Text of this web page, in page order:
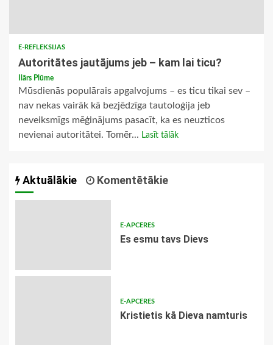
E-REFLEKSIJAS
Autoritātes jautājums jeb – kam lai ticu?
Ilārs Plūme
Mūsdienās populārais apgalvojums – es ticu tikai sev –
nav nekas vairāk kā bezjēdzīga tautoloģija jeb
neveiksmīgs mēģinājums pasacīt, ka es neuzticos
nevienai autoritātei. Tomēr... Lasīt tālāk
Aktuālākie Komentētākie
E-APCERES
Es esmu tavs Dievs
E-APCERES
Kristietis kā Dieva namturis